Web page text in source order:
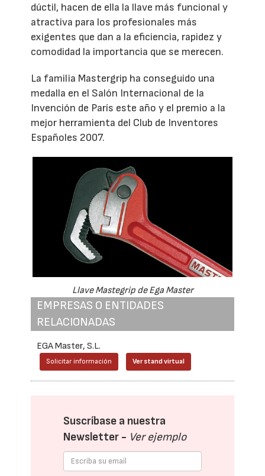
dúctil, hacen de ella la llave más funcional y
atractiva para los profesionales más
exigentes que dan a la eficiencia, rapidez y
comodidad la importancia que se merecen.
La familia Mastergrip ha conseguido una
medalla en el Salón Internacional de la
Invención de París este año y el premio a la
mejor herramienta del Club de Inventores
Españoles 2007.
Llave Mastegrip de Ega Master
EMPRESAS O ENTIDADES
RELACIONADAS
EGA Master, S.L.
Solicitar información Ver stand virtual
Suscríbase a nuestra
Newsletter - Ver ejemplo